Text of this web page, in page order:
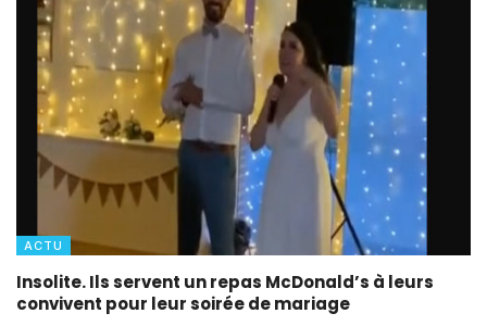
ACTU
Insolite. Ils servent un repas McDonald’s à leurs
convivent pour leur soirée de mariage